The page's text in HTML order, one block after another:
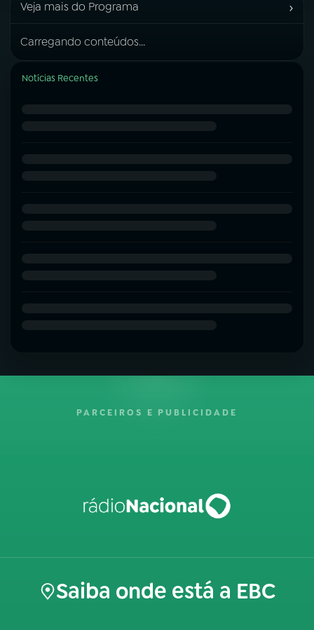
Veja mais do Programa ›
Carregando conteúdos...
Notícias Recentes
PARCEIROS E PUBLICIDADE
Saiba onde está a EBC